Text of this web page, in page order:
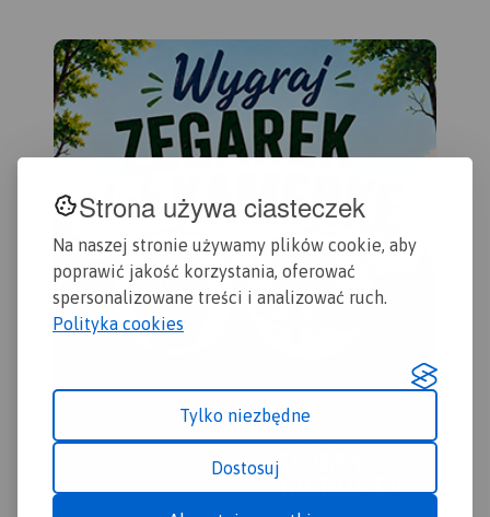
Strona używa ciasteczek
Na naszej stronie używamy plików cookie, aby
poprawić jakość korzystania, oferować
spersonalizowane treści i analizować ruch.
Polityka cookies
Tylko niezbędne
Dostosuj